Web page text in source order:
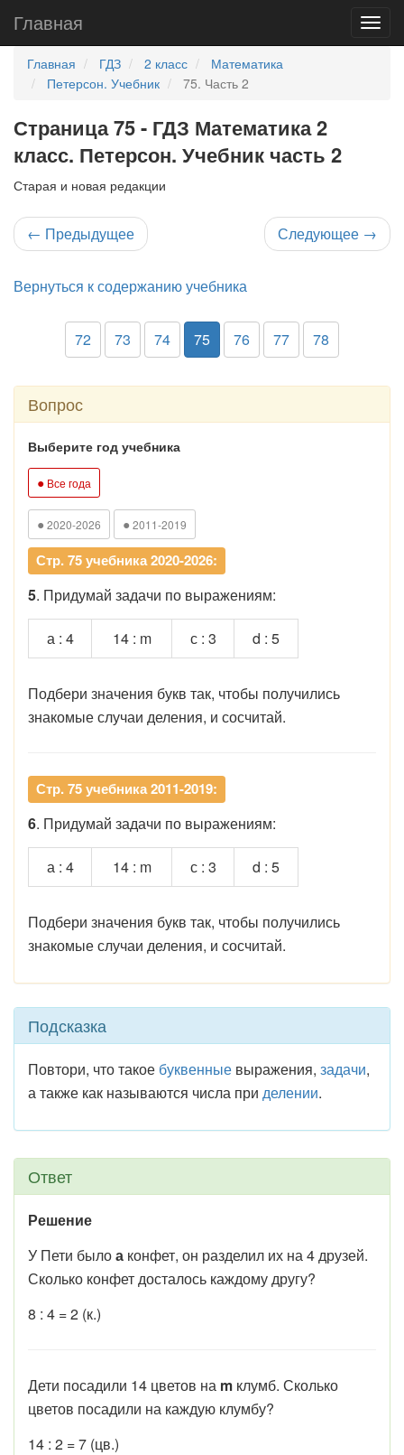
Главная
Главная ГДЗ 2 класс
Математика
Петерсон. Учебник
75. Часть 2
Страница 75 - ГДЗ Математика 2
класс. Петерсон. Учебник часть 2
Старая и новая редакции
← Предыдущее Следующее →
Вернуться к содержанию учебника
72 73 74 75 76 77 78
Вопрос
Выберите год учебника
● Все года
● 2020-2026 ● 2011-2019
Стр. 75 учебника 2020-2026:
5. Придумай задачи по выражениям:
а : 4 14 : m с : 3 d : 5
Подбери значения букв так, чтобы получились
знакомые случаи деления, и сосчитай.
Стр. 75 учебника 2011-2019:
6. Придумай задачи по выражениям:
а : 4 14 : m с : 3 d : 5
Подбери значения букв так, чтобы получились
знакомые случаи деления, и сосчитай.
Подсказка
Повтори, что такое буквенные выражения, задачи,
а также как называются числа при делении.
Ответ
Решение
У Пети былоа конфет, он разделил их на 4 друзей.
Сколько конфет досталось каждому другу?
8 : 4 = 2 (к.)
Дети посадили 14 цветов на m клумб. Сколько
цветов посадили на каждую клумбу?
14 : 2 = 7 (цв.)